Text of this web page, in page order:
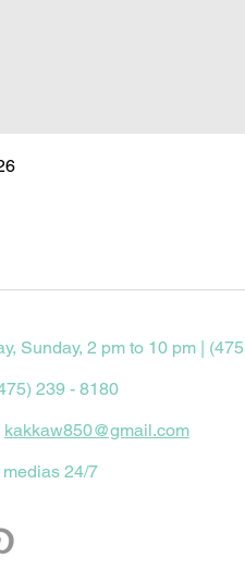
Planner
Sunday, 2 pm to 10 pm |
239 - 8180
kakkaw850@gmail.com
24/7